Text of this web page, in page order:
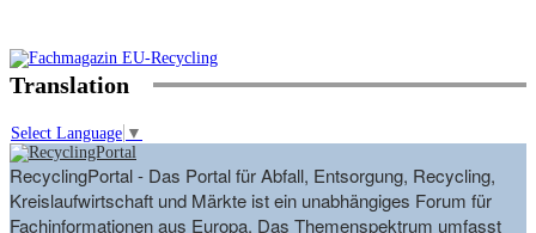
Translation
Select Language ▼
RecyclingPortal - Das Portal für Abfall, Entsorgung, Recycling,
Kreislaufwirtschaft und Märkte ist ein unabhängiges Forum für
Fachinformationen aus Europa. Das Themenspektrum umfasst